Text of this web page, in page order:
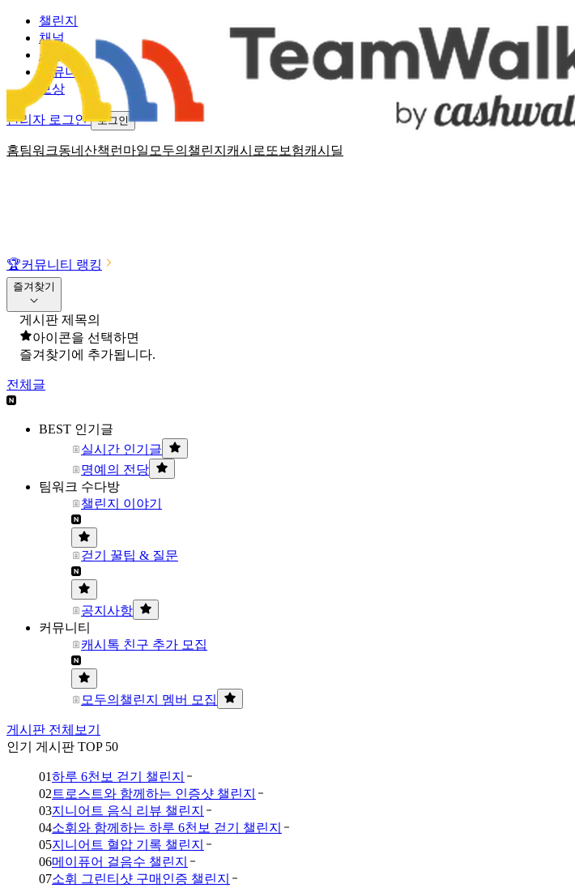
홈팀워크동네산책 런마일 모두의챌린지 캐시로또 보험캐시딜
챌린지
채널
소식
커뮤니티
보상
관리자 로그인 로그인
🏆커뮤니티 랭킹
즐겨찾기
게시판 제목의
아이콘을 선택하면
즐겨찾기에 추가됩니다.
전체글
BEST 인기글
실시간 인기글
명예의 전당
팀워크 수다방
챌린지 이야기
걷기 꿀팁 & 질문
공지사항
커뮤니티
캐시톡 친구 추가 모집
모두의챌린지 멤버 모집
게시판 전체보기
인기 게시판 TOP 50
01하루 6천보 걷기 챌린지
02 트로스트와 함께하는 인증샷 챌린지
03지니어트 음식 리뷰 챌린지
04소휘와 함께하는 하루 6천보 걷기 챌린지
05지니어트 혈압 기록 챌린지
06메이퓨어 걸음수 챌린지
07소휘 그린티샷 구매인증 챌린지